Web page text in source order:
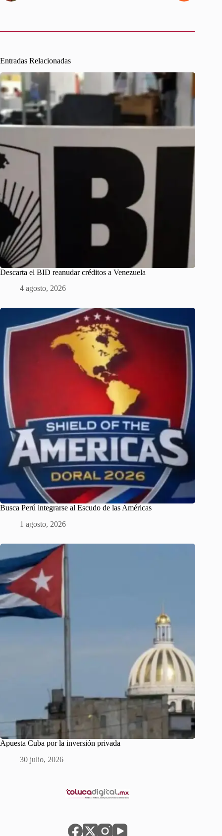
Entradas Relacionadas
Descarta el BID reanudar créditos a Venezuela
4 agosto, 2026
Busca Perú integrarse al Escudo de las Américas
1 agosto, 2026
Apuesta Cuba por la inversión privada
30 julio, 2026